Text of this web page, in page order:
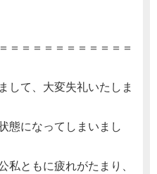
＝＝＝＝＝＝＝＝＝＝＝
して、大変失礼いたしま
態になってしまいまし
私ともに疲れがたまり、